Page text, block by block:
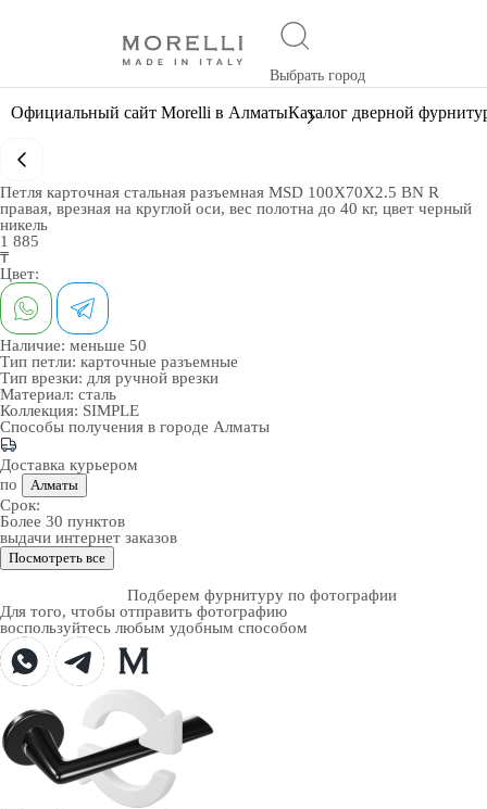
Выбрать город
Официальный сайт Morelli в АлматыКаталог дверной
Петля карточная стальная разъемная MSD 100X70X2.5 BN R
правая, врезная на круглой оси, вес полотна до 40 кг, цвет черный
никель
1 885
₸
Цвет:
Наличие: меньше 50
Тип петли: карточные разъемные
Тип врезки: для ручной врезки
Материал: сталь
Коллекция: SIMPLE
Способы получения в городе Алматы
Доставка курьером
по
Алматы
Срок:
Более 30 пунктов
выдачи интернет заказов
Посмотреть все
Подберем фурнитуру по фотографии
Для того, чтобы отправить фотографию
воспользуйтесь любым удобным способом